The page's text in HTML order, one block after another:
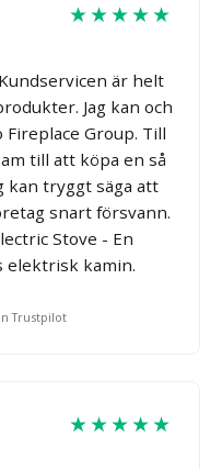
★★★★★
är helt
Jag kan och
Group. Till
till att köpa en så
kan tryggt säga att
snart försvann.
Stove - En
elektrisk kamin.
Trustpilot
★★★★★